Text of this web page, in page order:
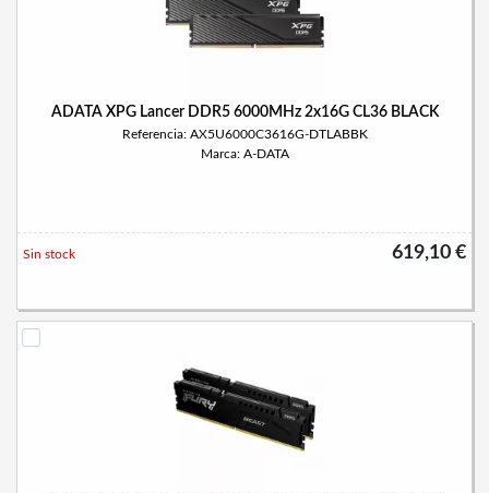
ADATA XPG Lancer DDR5 6000MHz 2x16G CL36 BLACK
Referencia: AX5U6000C3616G-DTLABBK
Marca: A-DATA
619,10 €
Sin stock